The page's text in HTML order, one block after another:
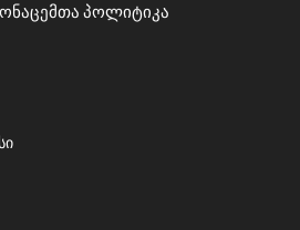
Პოლიტიკა